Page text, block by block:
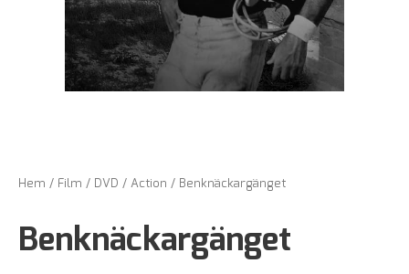
Hem / Film / DVD /Action / Benknäckargänget
Benknäckargänget